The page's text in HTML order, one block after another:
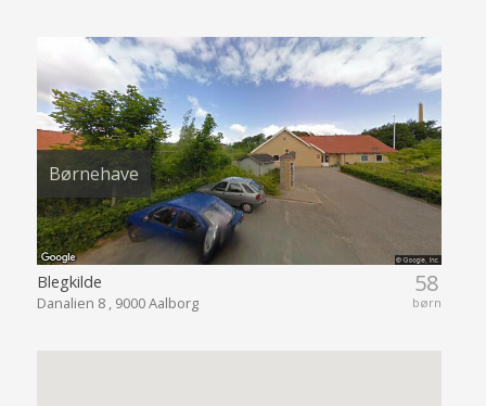
Børnehave
58
børn
Blegkilde
Danalien 8 , 9000 Aalborg